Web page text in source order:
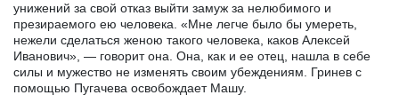
унижений за свой отказ выйти замуж за нелюбимого и
презираемого ею человека. «Мне легче было бы умереть,
нежели сделаться женою такого человека, каков Алексей
Иванович», — говорит она. Она, как и ее отец, нашла в себе
силы и мужество не изменять своим убеждениям. Гринев с
помощью Пугачева освобождает Машу.